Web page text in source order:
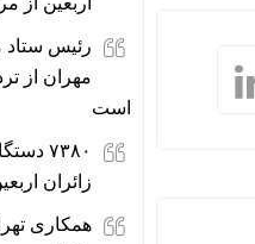
رئیس ستاد
است
۷۳۸۰
زائران
همکاری